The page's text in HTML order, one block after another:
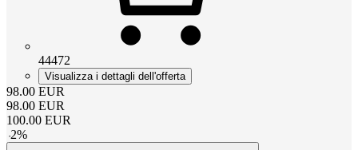
44472
Visualizza i dettagli dell'offerta
98.00 EUR
98.00 EUR
100.00 EUR
-2%